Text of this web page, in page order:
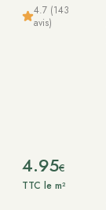
4.7 (143
avis)
4.95€
TTC le m²